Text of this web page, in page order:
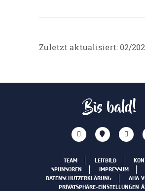
Zuletzt aktualisiert: 02/
Bis bald!
TEAM LEITBILD
SPONSOREN
IMPRESSUM
DATENSCHUTZERKLÄRUNG
AHA
PRIVATSPHÄRE-EINSTELLUNGEN